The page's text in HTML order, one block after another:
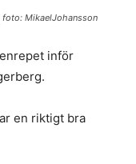
MikaelJohansson
inför
en riktigt bra